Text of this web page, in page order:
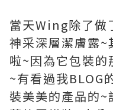
當天Wing除了做
神采深層潔膚露~
啦~因為它包裝
~有看過我BLOG
裝美美的產品的